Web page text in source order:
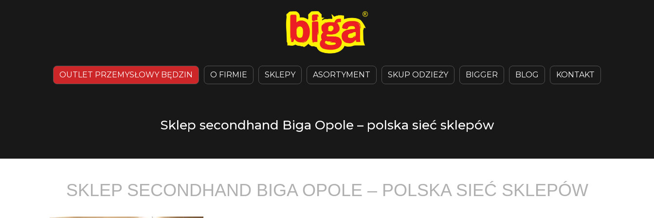
OUTLET PRZEMYSŁOWY BĘDZIN O FIRMIE SKLEPY ASORTYMENT SKUP ODZIEŻY BIGGER BLOG KONTAKT
Sklep secondhand Biga Opole – polska sieć sklepów
SKLEP SECONDHAND BIGA OPOLE – POLSKA SIEĆ SKLEPÓW